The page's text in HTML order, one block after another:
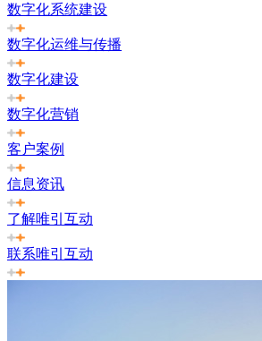
数字化系统建设
数字化运维与传播
数字化建设
数字化营销
客户案例
信息资讯
了解唯引互动
联系唯引互动